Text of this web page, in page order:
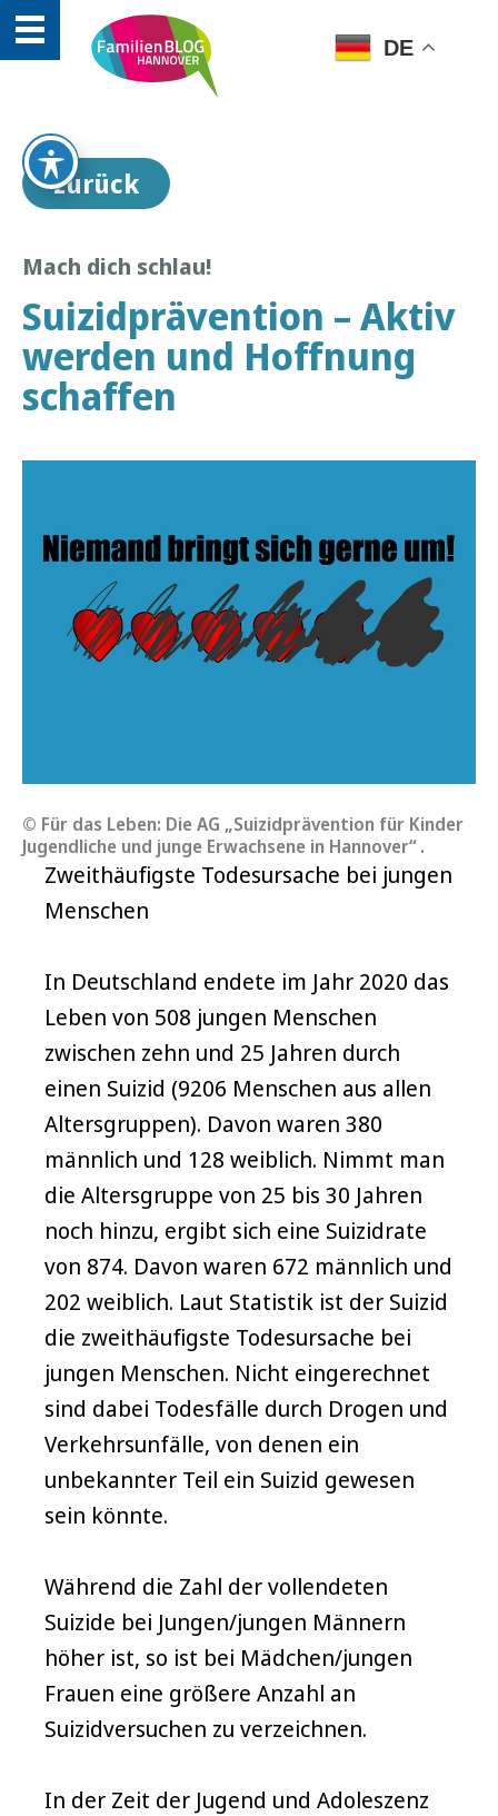
DE
zurück
Mach dich schlau!
Suizidprävention – Aktiv
werden und Hoffnung
schaffen
© Für das Leben: Die AG „Suizidprävention für Kinder
Jugendliche und junge Erwachsene in Hannover“ .
Zweithäufigste Todesursache bei jungen
Menschen
In Deutschland endete im Jahr 2020 das
Leben von 508 jungen Menschen
zwischen zehn und 25 Jahren durch
einen Suizid (9206 Menschen aus allen
Altersgruppen). Davon waren 380
männlich und 128 weiblich. Nimmt man
die Altersgruppe von 25 bis 30 Jahren
noch hinzu, ergibt sich eine Suizidrate
von 874. Davon waren 672 männlich und
202 weiblich. Laut Statistik ist der Suizid
die zweithäufigste Todesursache bei
jungen Menschen. Nicht eingerechnet
sind dabei Todesfälle durch Drogen und
Verkehrsunfälle, von denen ein
unbekannter Teil ein Suizid gewesen
sein könnte.
Während die Zahl der vollendeten
Suizide bei Jungen/jungen Männern
höher ist, so ist bei Mädchen/jungen
Frauen eine größere Anzahl an
Suizidversuchen zu verzeichnen.
In der Zeit der Jugend und Adoleszenz